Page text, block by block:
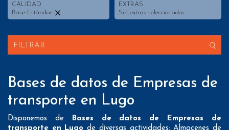
CALIDAD
Base Estándar
EXTRAS
Sin extras seleccionados
FILTRAR
Bases de datos de Empresas de
transporte en Lugo
Disponemos de Bases de datos de Empresas de
transporte en Lugo de diversas actividades: Almacenes de